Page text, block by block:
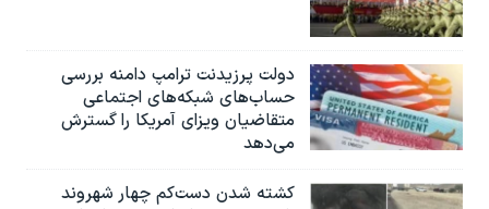
دولت پرزیدنت ترامپ دامنه بررسی
حساب‌های شبکه‌های اجتماعی
متقاضیان ویزای آمریکا را گسترش
می‌دهد
کشته شدن دست‌کم چهار شهروند